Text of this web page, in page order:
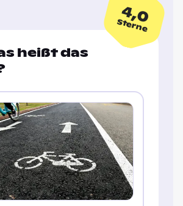
4,0
Sterne
heißt das